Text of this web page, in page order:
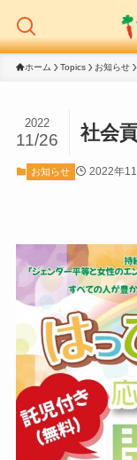
ホーム Topics お知らせ
社会
2022
11/26
お知らせ 2022年